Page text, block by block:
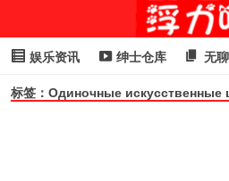
娱乐资讯 绅士仓库 无
浮力GIF 明星头条 浮力资讯 头
标签：Одиночные искусственные